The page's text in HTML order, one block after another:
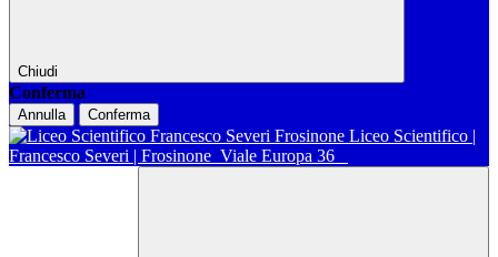
Chiudi
Conferma
Annulla Conferma
Liceo Scientifico |
Francesco Severi | Frosinone Viale Europa 36